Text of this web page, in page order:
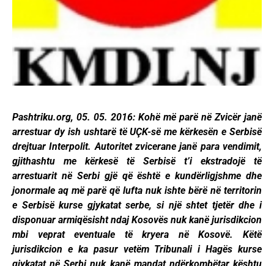
Pashtriku.org, 05. 05. 2016: Kohë më parë në Zvicër janë
arrestuar dy ish ushtarë të UÇK-së me kërkesën e Serbisë
drejtuar Interpolit. Autoritet zvicerane janë para vendimit,
gjithashtu me kërkesë të Serbisë t’i ekstradojë të
arrestuarit në Serbi gjë që është e kundërligjshme dhe
jonormale aq më parë që lufta nuk ishte bërë në territorin
e Serbisë kurse gjykatat serbe, si një shtet tjetër dhe i
disponuar armiqësisht ndaj Kosovës nuk kanë jurisdikcion
mbi veprat eventuale të kryera në Kosovë. Këtë
jurisdikcion e ka pasur vetëm Tribunali i Hagës kurse